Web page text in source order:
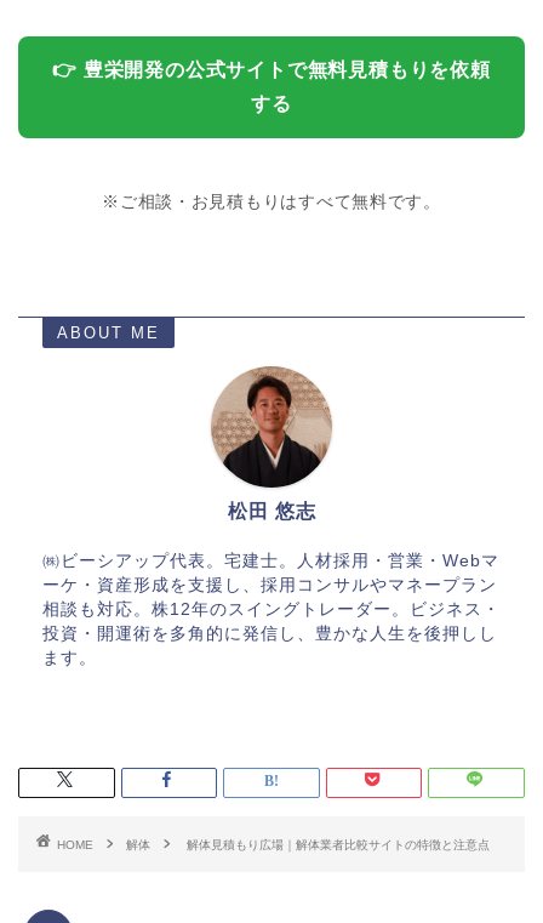
👉 豊栄開発の公式サイトで無料見積もりを依頼
する
※ご相談・お見積もりはすべて無料です。
ABOUT ME
松田 悠志
㈱ビーシアップ代表。宅建士。人材採用・営業・Webマ
ーケ・資産形成を支援し、採用コンサルやマネープラン
相談も対応。株12年のスイングトレーダー。ビジネス・
投資・開運術を多角的に発信し、豊かな人生を後押しし
ます。
HOME 解体 解体見積もり広場｜解体業者比較サイトの特徴と注意点